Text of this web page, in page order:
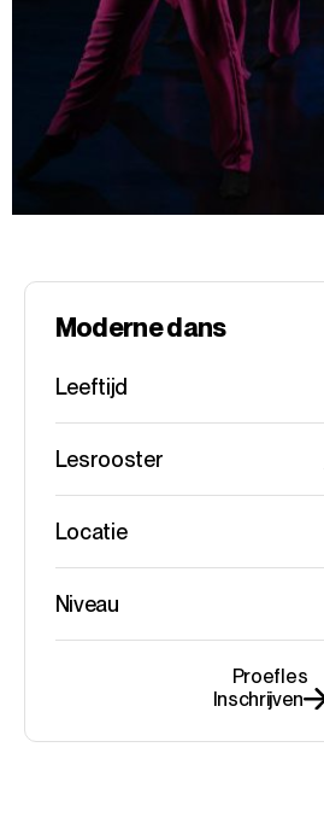
Moderne dans
Leeftijd
Lesrooster
Locatie
Niveau
Proefles
Inschrijven